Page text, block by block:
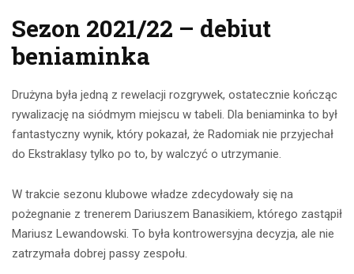
Sezon 2021/22 – debiut
beniaminka
Drużyna była jedną z rewelacji rozgrywek, ostatecznie kończąc
rywalizację na siódmym miejscu w tabeli. Dla beniaminka to był
fantastyczny wynik, który pokazał, że Radomiak nie przyjechał
do Ekstraklasy tylko po to, by walczyć o utrzymanie.
W trakcie sezonu klubowe władze zdecydowały się na
pożegnanie z trenerem Dariuszem Banasikiem, którego zastąpił
Mariusz Lewandowski. To była kontrowersyjna decyzja, ale nie
zatrzymała dobrej passy zespołu.